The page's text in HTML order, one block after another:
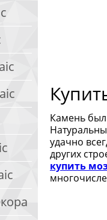
Камень был
удачно
других
купить